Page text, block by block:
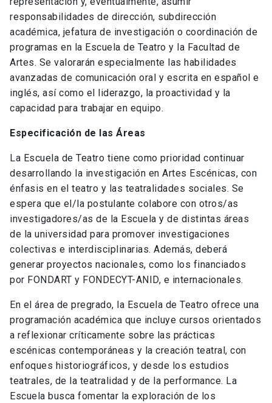
responsabilidades de dirección, subdirección
académica, jefatura de investigación o coordinación de
programas en la Escuela de Teatro y la Facultad de
Artes. Se valorarán especialmente las habilidades
avanzadas de comunicación oral y escrita en español e
inglés, así como el liderazgo, la proactividad y la
capacidad para trabajar en equipo.
Especificación de las Áreas
La Escuela de Teatro tiene como prioridad continuar
desarrollando la investigación en Artes Escénicas, con
énfasis en el teatro y las teatralidades sociales. Se
espera que el/la postulante colabore con otros/as
investigadores/as de la Escuela y de distintas áreas
de la universidad para promover investigaciones
colectivas e interdisciplinarias. Además, deberá
generar proyectos nacionales, como los financiados
por FONDART y FONDECYT-ANID, e internacionales.
En el área de pregrado, la Escuela de Teatro ofrece una
programación académica que incluye cursos orientados
a reflexionar críticamente sobre las prácticas
escénicas contemporáneas y la creación teatral, con
enfoques historiográficos, y desde los estudios
teatrales, de la teatralidad y de la performance. La
Escuela busca fomentar la exploración de los